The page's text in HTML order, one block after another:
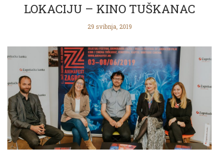
LOKACIJU – KINO TUŠKANAC
29 svibnja, 2019